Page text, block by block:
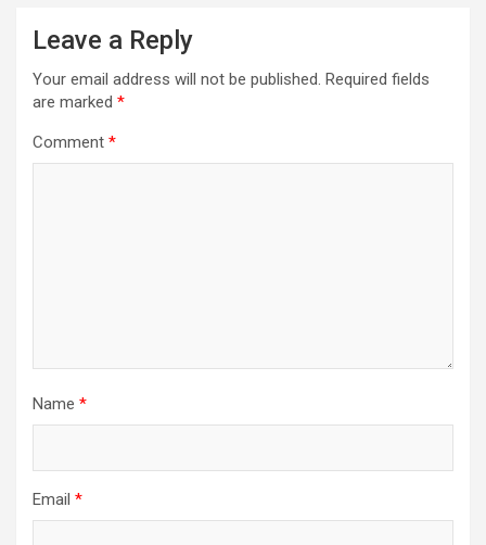
Leave a Reply
Your email address will not be published. Required fields
are marked *
Comment *
Name *
Email *